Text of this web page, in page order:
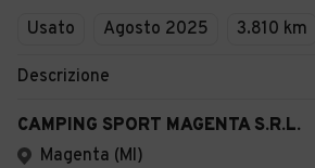
Usato Agosto 2025 3.810 km
Descrizione
CAMPING SPORT MAGENTA S.R.L.
Magenta (MI)